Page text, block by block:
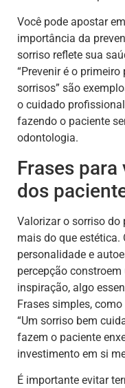
Você pode apostar
importância da
sorriso reflete sua
“Prevenir é o
sorrisos” são
o cuidado
fazendo o paciente
odontologia.
Frases
dos
Valorizar o sorriso do
mais do que estética.
personalidade e
percepção
inspiração, algo
Frases simples, como
“Um sorriso bem
fazem o paciente
investimento em si
É importante evitar